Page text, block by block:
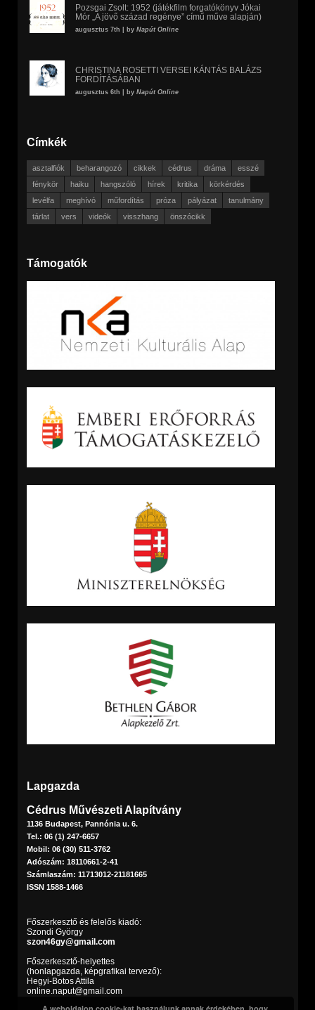
Pozsgai Zsolt: 1952 (játékfilm forgatókönyv Jókai
Mór „A jövő század regénye” című műve alapján)
augusztus 7th | by Napút Online
CHRISTINA ROSETTI VERSEI KÁNTÁS BALÁZS
FORDÍTÁSÁBAN
augusztus 6th | by Napút Online
Címkék
asztalfiók beharangozó cikkek cédrus dráma
esszé
fénykör
haiku hangszóló hírek kritika
körkérdés
levélfa
meghívó műfordítás próza pályázat
tanulmány
tárlat
vers videók visszhang önszócikk
Támogatók
Lapgazda
Cédrus Művészeti Alapítvány
1136 Budapest, Pannónia u. 6.
Tel.: 06 (1) 247-6657
Mobil: 06 (30) 511-3762
Adószám: 18110661-2-41
Számlaszám: 11713012-21181665
ISSN 1588-1466
Főszerkesztő és felelős kiadó:
Szondi György
szon46gy@gmail.com
Főszerkesztő-helyettes
(honlapgazda, képgrafikai tervező):
Hegyi-Botos Attila
online.naput@gmail.com